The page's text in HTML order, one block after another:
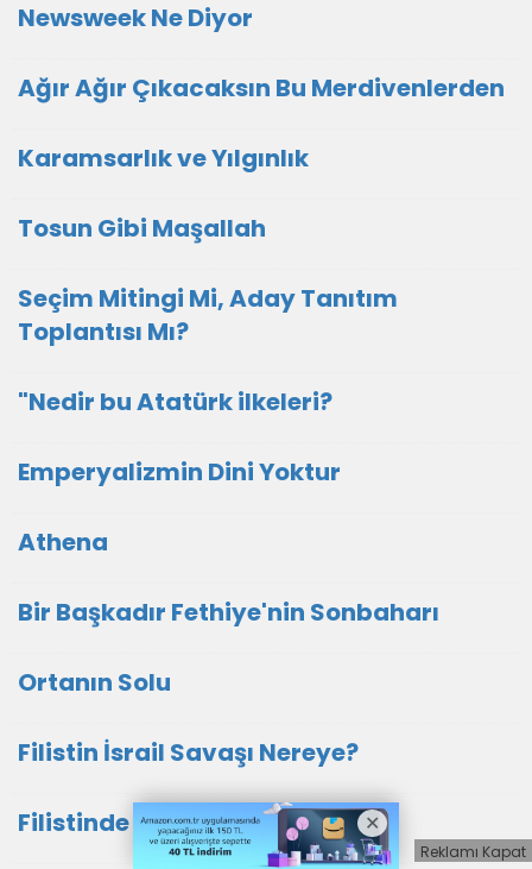
Newsweek Ne Diyor
Ağır Ağır Çıkacaksın Bu Merdivenlerden
Karamsarlık ve Yılgınlık
Tosun Gibi Maşallah
Seçim Mitingi Mi, Aday Tanıtım
Toplantısı Mı?
"Nedir bu Atatürk ilkeleri?
Emperyalizmin Dini Yoktur
Athena
Bir Başkadır Fethiye'nin Sonbaharı
Ortanın Solu
Filistin İsrail Savaşı Nereye?
Filistinde Neler Oluyor
Reklamı Kapat